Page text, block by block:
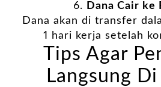
Dana Cair ke
Dana akan di transfer
1 hari kerja setelah
Tips Agar
Langsung